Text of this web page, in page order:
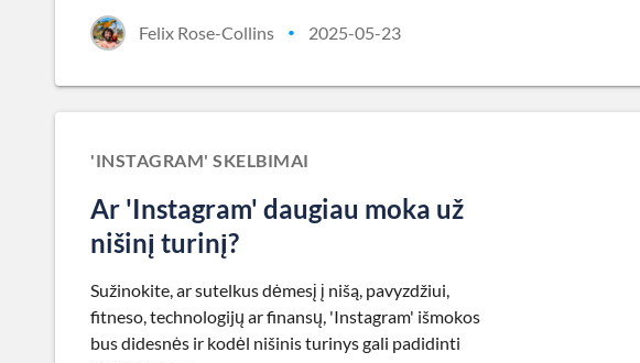
Felix Rose-Collins • 2025-05-23
'INSTAGRAM' SKELBIMAI
Ar 'Instagram' daugiau moka už
nišinį turinį?
Sužinokite, ar sutelkus dėmesį į nišą, pavyzdžiui,
fitneso, technologijų ar finansų, 'Instagram' išmokos
bus didesnės ir kodėl nišinis turinys gali padidinti